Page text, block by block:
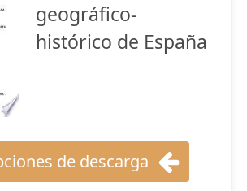
geográfico-
histórico de España
de descarga